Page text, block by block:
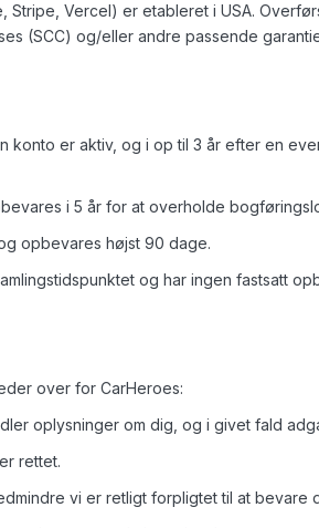
Vercel) er etableret i USA.
(SCC) og/eller andre passende
er aktiv, og i op til 3 år efter en
i 5 år for at overholde
opbevares højst 90 dage.
og har ingen fastsatt
over for CarHeroes:
oplysninger om dig, og i givet fald
rettet.
vi er retligt forpligtet til at bevare